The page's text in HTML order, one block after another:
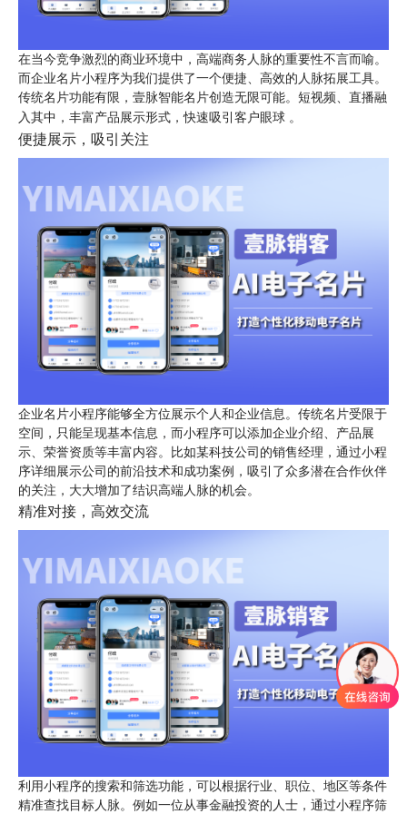
在当今竞争激烈的商业环境中，高端商务人脉的重要性不言而喻。
而企业名片小程序为我们提供了一个便捷、高效的人脉拓展工具。
传统名片功能有限，壹脉智能名片创造无限可能。短视频、直播融
入其中，丰富产品展示形式，快速吸引客户眼球 。
便捷展示，吸引关注
企业名片小程序能够全方位展示个人和企业信息。传统名片受限于
空间，只能呈现基本信息，而小程序可以添加企业介绍、产品展
示、荣誉资质等丰富内容。比如某科技公司的销售经理，通过小程
序详细展示公司的前沿技术和成功案例，吸引了众多潜在合作伙伴
的关注，大大增加了结识高端人脉的机会。
精准对接，高效交流
利用小程序的搜索和筛选功能，可以根据行业、职位、地区等条件
精准查找目标人脉。例如一位从事金融投资的人士，通过小程序筛